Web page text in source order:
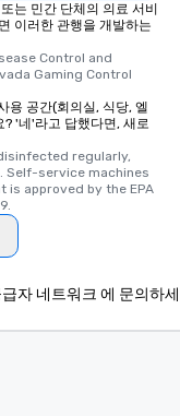
는 민간 단체의 의료 서비
이러한 관행을 개발하는
Control and
Gaming Control
용 공간(회의실, 식당, 엘
? '네'라고 답했다면, 새로
regularly,
Self-service machines
approved by the EPA
자 네트워크 에 문의하세